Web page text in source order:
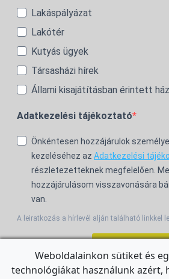
Lakáspályázat
Lakótér
Kutyás ügyek
Társasházi hírek
Állami kisajátításban érintett
Adatkezelési tájékoztató
Önkéntesen hozzájárulok
kezeléséhez az Adatkezelési
részletezetteknek megfelelően.
hozzájárulásom visszavonására
van.
A leiratkozás a hírlevél alján található linkkel
Weboldalainkon sütiket és
technológiákat használunk azért,